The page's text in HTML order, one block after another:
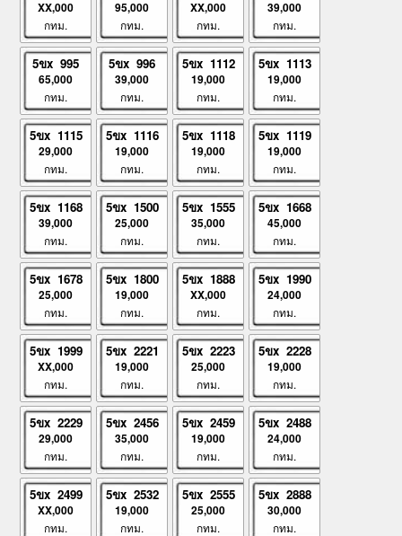
XX,000
กทม.
95,000
กทม.
XX,000
กทม.
39,000
กทม.
5ขx 995
65,000
กทม.
5ขx 996
39,000
กทม.
5ขx 1112
19,000
กทม.
5ขx 1113
19,000
กทม.
5ขx 1115
29,000
กทม.
5ขx 1116
19,000
กทม.
5ขx 1118
19,000
กทม.
5ขx 1119
19,000
กทม.
5ขx 1168
39,000
กทม.
5ขx 1500
25,000
กทม.
5ขx 1555
35,000
กทม.
5ขx 1668
45,000
กทม.
5ขx 1678
25,000
กทม.
5ขx 1800
19,000
กทม.
5ขx 1888
XX,000
กทม.
5ขx 1990
24,000
กทม.
5ขx 1999
XX,000
กทม.
5ขx 2221
19,000
กทม.
5ขx 2223
25,000
กทม.
5ขx 2228
19,000
กทม.
5ขx 2229
29,000
กทม.
5ขx 2456
35,000
กทม.
5ขx 2459
19,000
กทม.
5ขx 2488
24,000
กทม.
5ขx 2499
XX,000
กทม.
5ขx 2532
19,000
กทม.
5ขx 2555
25,000
กทม.
5ขx 2888
30,000
กทม.